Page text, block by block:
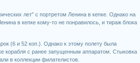
лет” с портретом Ленина в кепке. Однако на
в кепке кому-то не понравилось, и тираж блока
(6 и 52 коп.). Однако к этому полету была
корабля с ранее запущенным аппаратом. Стыковка
в коллекции филателистов.